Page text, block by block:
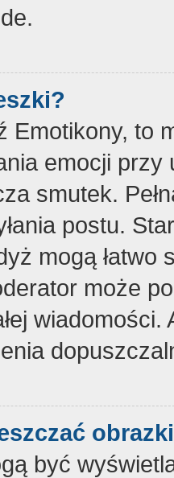
Emotikony, to
emocji
smutek.
postu.
mogą
może
być